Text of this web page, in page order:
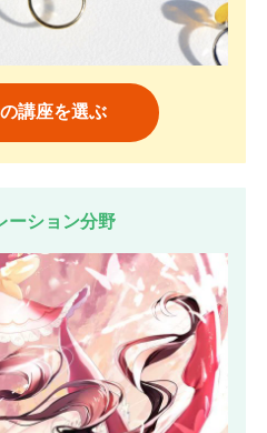
講座を選ぶ
ーション分野